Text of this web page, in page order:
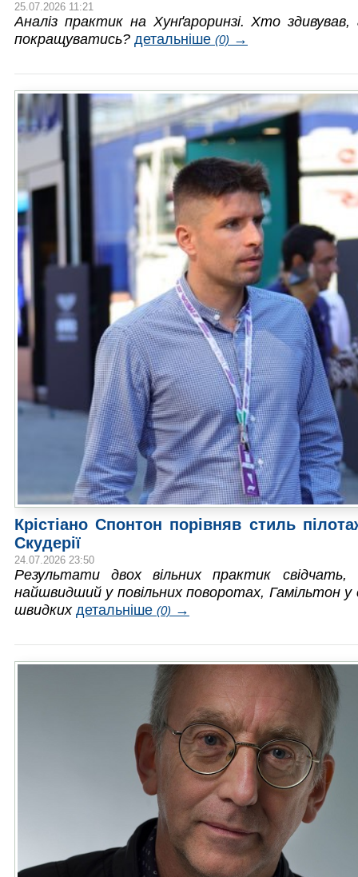
25.07.2026 11:21
Аналіз практик на Хунґароринзі. Хто здивував,
покращуватись? детальніше (0) →
Крістіано Спонтон порівняв стиль
Скудерії
24.07.2026 23:50
Результати двох вільних практик
найшвидший у повільних поворотах, Гамільтон у
швидких детальніше (0) →